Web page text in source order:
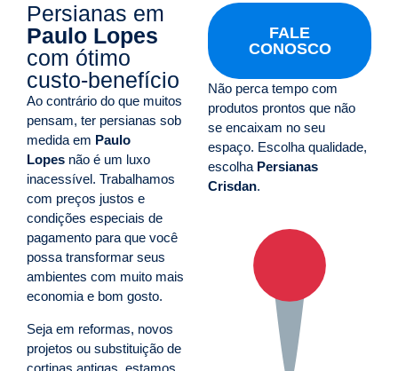
Persianas em
Paulo Lopes
com ótimo
custo-benefício
Ao contrário do que muitos
pensam, ter persianas sob
medida em Paulo
Lopes não é um luxo
inacessível. Trabalhamos
com preços justos e
condições especiais de
pagamento para que você
possa transformar seus
ambientes com muito mais
economia e bom gosto.
Seja em reformas, novos
projetos ou substituição de
cortinas antigas, estamos
FALE
CONOSCO
Não perca tempo com
produtos prontos que não
se encaixam no seu
espaço. Escolha qualidade,
escolha Persianas
Crisdan.